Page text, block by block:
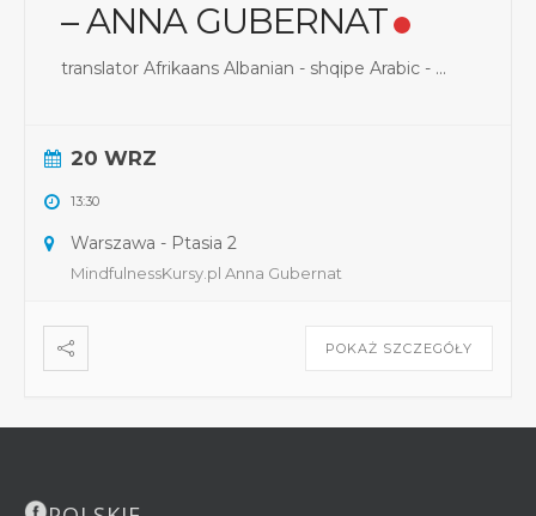
– ANNA GUBERNAT
translator Afrikaans Albanian - shqipe Arabic - ...
20 WRZ
13:30
Warszawa - Ptasia 2
MindfulnessKursy.pl Anna Gubernat
POKAŻ SZCZEGÓŁY